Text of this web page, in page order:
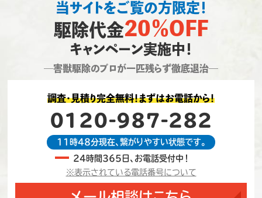
当サイトをご覧の方限定！
駆除代金20％OFF
キャンペーン実施中！
―害獣駆除のプロが一匹残らず徹底退治―
調査・見積り完全無料！まずはお電話から！
0120-987-282
11時48分現在、繋がりやすい状態です。
24時間365日、お電話受付中！
※表示されている電話番号について